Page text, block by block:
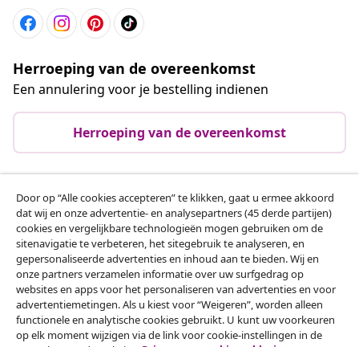
Herroeping van de overeenkomst
Een annulering voor je bestelling indienen
Herroeping van de overeenkomst
Klantenservice
Zakelijk
vidaXL
Ontdek meer
Door op “Alle cookies accepteren” te klikken, gaat u ermee akkoord
dat wij en onze advertentie- en analysepartners (45 derde partijen)
cookies en vergelijkbare technologieën mogen gebruiken om de
sitenavigatie te verbeteren, het sitegebruik te analyseren, en
gepersonaliseerde advertenties en inhoud aan te bieden. Wij en
onze partners verzamelen informatie over uw surfgedrag op
websites en apps voor het personaliseren van advertenties en voor
advertentiemetingen. Als u kiest voor “Weigeren”, worden alleen
functionele en analytische cookies gebruikt. U kunt uw voorkeuren
op elk moment wijzigen via de link voor cookie-instellingen in de